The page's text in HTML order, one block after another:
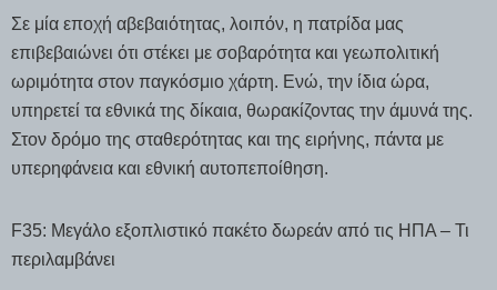
Σε μία εποχή αβεβαιότητας, λοιπόν, η πατρίδα μας
επιβεβαιώνει ότι στέκει με σοβαρότητα και γεωπολιτική
ωριμότητα στον παγκόσμιο χάρτη. Ενώ, την ίδια ώρα,
υπηρετεί τα εθνικά της δίκαια, θωρακίζοντας την άμυνά της.
Στον δρόμο της σταθερότητας και της ειρήνης, πάντα με
υπερηφάνεια και εθνική αυτοπεποίθηση.
F35: Μεγάλο εξοπλιστικό πακέτο δωρεάν από τις ΗΠΑ – Τι
περιλαμβάνει